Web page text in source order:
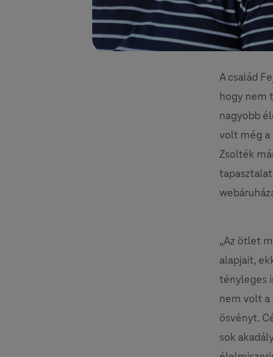
A család
hogy nem
nagyobb
volt még a
Zsolték
„Az ötlet
alapjait,
tényleges
nem volt a
ösvényt.
sok